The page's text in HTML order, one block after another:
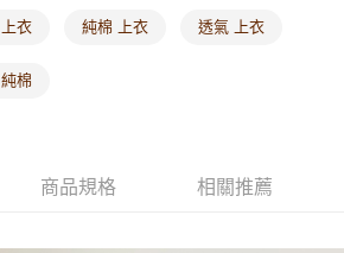
專屬 查看運費
衣 純棉 上衣 透氣 上衣
棉
商品規格 相關推薦